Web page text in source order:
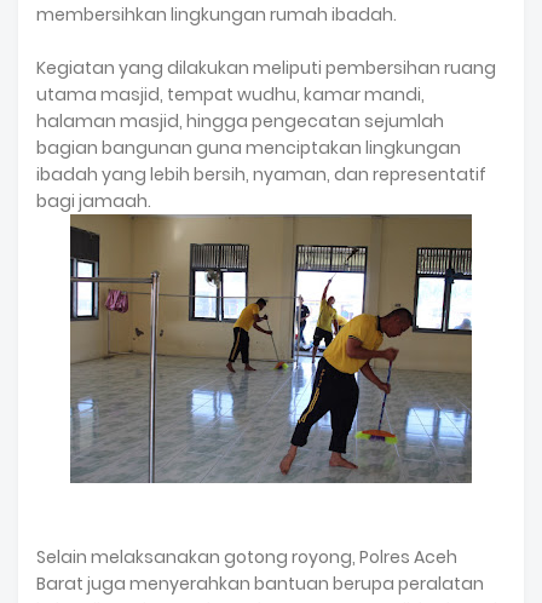
membersihkan lingkungan rumah ibadah.
Kegiatan yang dilakukan meliputi pembersihan ruang
utama masjid, tempat wudhu, kamar mandi,
halaman masjid, hingga pengecatan sejumlah
bagian bangunan guna menciptakan lingkungan
ibadah yang lebih bersih, nyaman, dan representatif
bagi jamaah.
Selain melaksanakan gotong royong, Polres Aceh
Barat juga menyerahkan bantuan berupa peralatan